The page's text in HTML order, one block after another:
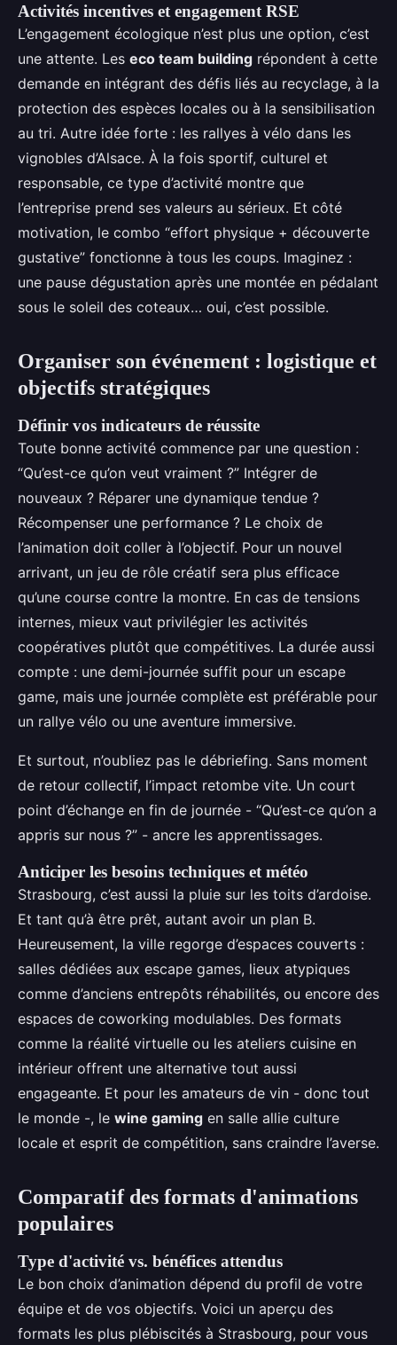
Activités incentives et engagement RSE
L’engagement écologique n’est plus une option, c’est
une attente. Les eco team building répondent à cette
demande en intégrant des défis liés au recyclage, à la
protection des espèces locales ou à la sensibilisation
au tri. Autre idée forte : les rallyes à vélo dans les
vignobles d’Alsace. À la fois sportif, culturel et
responsable, ce type d’activité montre que
l’entreprise prend ses valeurs au sérieux. Et côté
motivation, le combo “effort physique + découverte
gustative” fonctionne à tous les coups. Imaginez :
une pause dégustation après une montée en pédalant
sous le soleil des coteaux… oui, c’est possible.
Organiser son événement : logistique et
objectifs stratégiques
Définir vos indicateurs de réussite
Toute bonne activité commence par une question :
“Qu’est-ce qu’on veut vraiment ?” Intégrer de
nouveaux ? Réparer une dynamique tendue ?
Récompenser une performance ? Le choix de
l’animation doit coller à l’objectif. Pour un nouvel
arrivant, un jeu de rôle créatif sera plus efficace
qu’une course contre la montre. En cas de tensions
internes, mieux vaut privilégier les activités
coopératives plutôt que compétitives. La durée aussi
compte : une demi-journée suffit pour un escape
game, mais une journée complète est préférable pour
un rallye vélo ou une aventure immersive.
Et surtout, n’oubliez pas le débriefing. Sans moment
de retour collectif, l’impact retombe vite. Un court
point d’échange en fin de journée - “Qu’est-ce qu’on a
appris sur nous ?” - ancre les apprentissages.
Anticiper les besoins techniques et météo
Strasbourg, c’est aussi la pluie sur les toits d’ardoise.
Et tant qu’à être prêt, autant avoir un plan B.
Heureusement, la ville regorge d’espaces couverts :
salles dédiées aux escape games, lieux atypiques
comme d’anciens entrepôts réhabilités, ou encore des
espaces de coworking modulables. Des formats
comme la réalité virtuelle ou les ateliers cuisine en
intérieur offrent une alternative tout aussi
engageante. Et pour les amateurs de vin - donc tout
le monde -, le wine gaming en salle allie culture
locale et esprit de compétition, sans craindre l’averse.
Comparatif des formats d'animations
populaires
Type d'activité vs. bénéfices attendus
Le bon choix d’animation dépend du profil de votre
équipe et de vos objectifs. Voici un aperçu des
formats les plus plébiscités à Strasbourg, pour vous